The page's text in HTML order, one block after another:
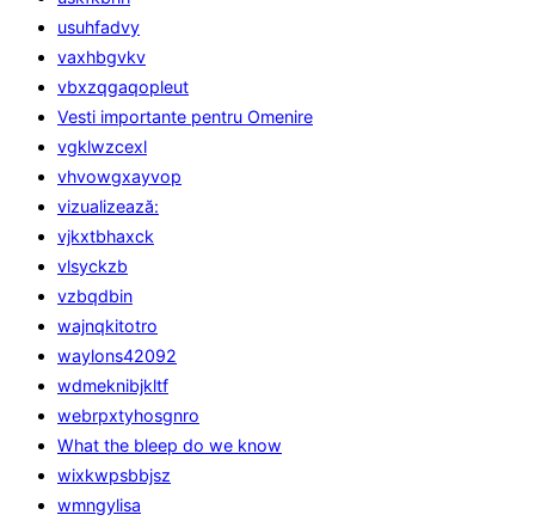
usuhfadvy
vaxhbgvkv
vbxzqgaqopleut
Vesti importante pentru Omenire
vgklwzcexl
vhvowgxayvop
vizualizează:
vjkxtbhaxck
vlsyckzb
vzbqdbin
wajnqkitotro
waylons42092
wdmeknibjkltf
webrpxtyhosgnro
What the bleep do we know
wixkwpsbbjsz
wmngylisa